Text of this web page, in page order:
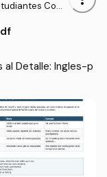
Com
al Detalle: Ingles-p